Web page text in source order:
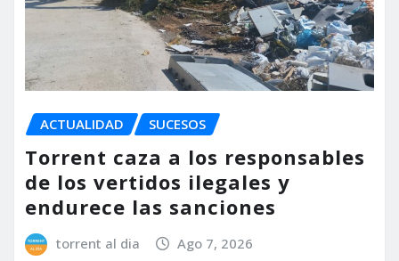
ACTUALIDAD SUCESOS
Torrent caza a los responsables
de los vertidos ilegales y
endurece las sanciones
torrent al dia Ago 7, 2026